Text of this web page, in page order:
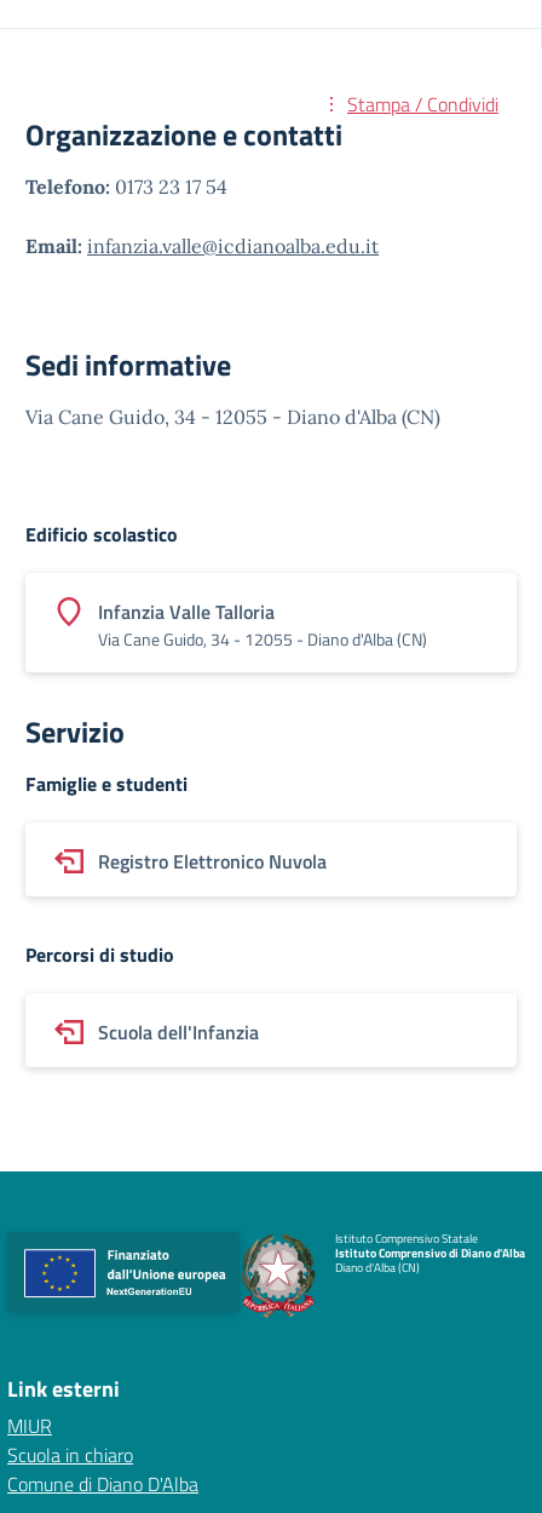
Stampa / Condividi
Organizzazione e contatti
Telefono: 0173 23 17 54
Email: infanzia.valle@icdianoalba.edu.it
Sedi informative
Via Cane Guido, 34 - 12055 - Diano d'Alba (CN)
Edificio scolastico
Infanzia Valle Talloria
Via Cane Guido, 34 - 12055 - Diano d'Alba (CN)
Servizio
Famiglie e studenti
Registro Elettronico Nuvola
Percorsi di studio
Scuola dell'Infanzia
Istituto Comprensivo Statale
Istituto Comprensivo di Diano d'Alba
Diano d'Alba (CN)
Link esterni
MIUR
Scuola in chiaro
Comune di Diano D'Alba